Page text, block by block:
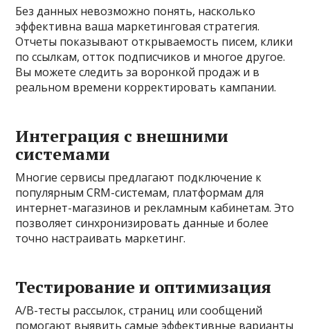
Без данных невозможно понять, насколько
эффективна ваша маркетинговая стратегия.
Отчеты показывают открываемость писем, клики
по ссылкам, отток подписчиков и многое другое.
Вы можете следить за воронкой продаж и в
реальном времени корректировать кампании.
Интеграция с внешними
системами
Многие сервисы предлагают подключение к
популярным CRM-системам, платформам для
интернет-магазинов и рекламным кабинетам. Это
позволяет синхронизировать данные и более
точно настраивать маркетинг.
Тестирование и оптимизация
A/B-тесты рассылок, страниц или сообщений
помогают выявить самые эффективные варианты